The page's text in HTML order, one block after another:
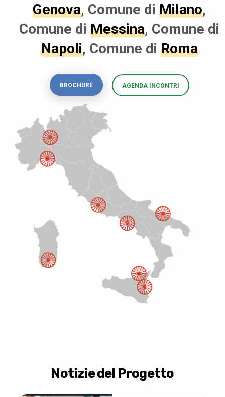
Genova, Comune diMilano,
Comune diMessina, Comune di
Napoli, Comune di Roma
BROCHURE AGENDA INCONTRI
Notizie del Progetto